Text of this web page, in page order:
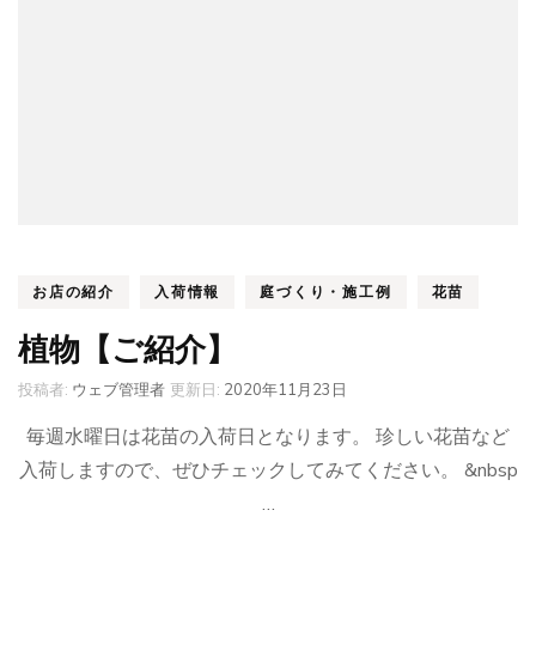
お店の紹介 入荷情報 庭づくり・施工例 花苗
植物【ご紹介】
投稿者: ウェブ管理者 更新日: 2020年11月23日
毎週水曜日は花苗の入荷日となります。 珍しい花苗など
入荷しますので、ぜひチェックしてみてください。 &nbsp
…